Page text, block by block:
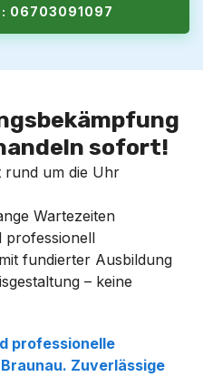
06703091097
sofort!
rund um die Uhr
Wartezeiten
professionell
fundierter Ausbildung
– keine
professionelle
Braunau. Zuverlässige